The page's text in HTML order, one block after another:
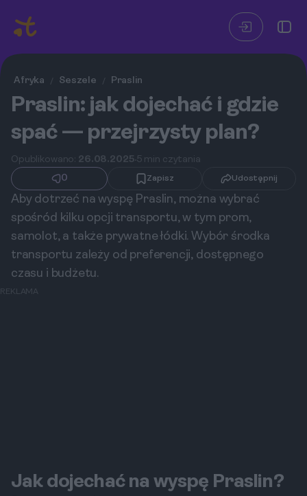
Afryka / Seszele / Praslin
Praslin: jak dojechać i gdzie
spać — przejrzysty plan?
Opublikowano: 26.08.2025 5 min czytania
0
Zapisz Udostępnij
Aby dotrzeć na wyspę Praslin, można wybrać
spośród kilku opcji transportu, w tym prom,
samolot, a także prywatne łódki. Wybór środka
transportu zależy od preferencji, dostępnego
czasu i budżetu.
REKLAMA
Jak dojechać na wyspę Praslin?